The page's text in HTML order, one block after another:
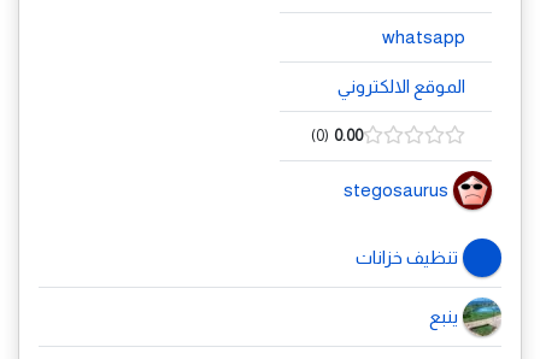
whatsapp
الموقع الالكتروني
0.00
0
stegosaurus
تنظيف خزانات
ينبع